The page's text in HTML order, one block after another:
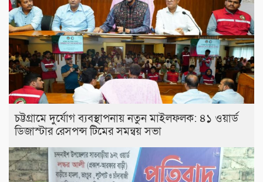
চট্টগ্রামে দুর্যোগ ব্যবস্থাপনায় নতুন মাইলফলক: ৪১ ওয়ার্ড
ডিজাস্টার রেসপন্স টিমের সমন্বয় সভা